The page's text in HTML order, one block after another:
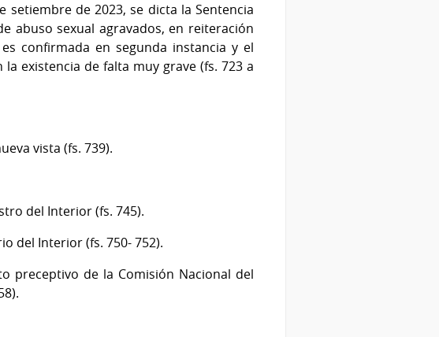
setiembre de 2023, se dicta la Sentencia
sexual agravados, en reiteración
confirmada en segunda instancia y el
existencia de falta muy grave (fs. 723 a
vista (fs. 739).
del Interior (fs. 745).
del Interior (fs. 750- 752).
preceptivo de la Comisión Nacional del